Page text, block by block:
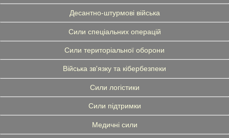
Десантно-штурмові війська
Сили спеціальних операцій
Сили територіальної оборони
Війська зв'язку та кібербезпеки
Сили логістики
Сили підтримки
Медичні сили